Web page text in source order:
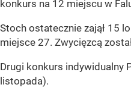
konkurs na 12 miejscu w
Stoch ostatecznie zajął 15
miejsce 27. Zwycięzcą
Drugi konkurs indywidualny
listopada).